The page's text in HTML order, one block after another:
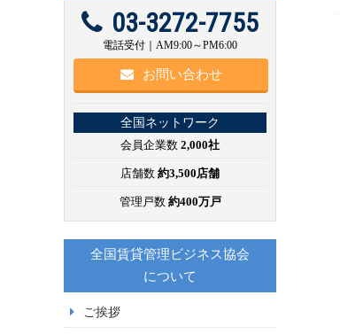
03-3272-7755
電話受付｜AM9:00～PM6:00
お問い合わせ
全国ネットワーク
会員企業数 2,000社
店舗数 約3,500店舗
管理戸数 約400万戸
全国賃貸管理ビジネス協会
について
ご挨拶